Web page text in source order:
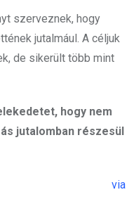
szerveznek, hogy
jutalmául. A céljuk
de sikerült több mint
hogy nem
jutalomban részesül
via